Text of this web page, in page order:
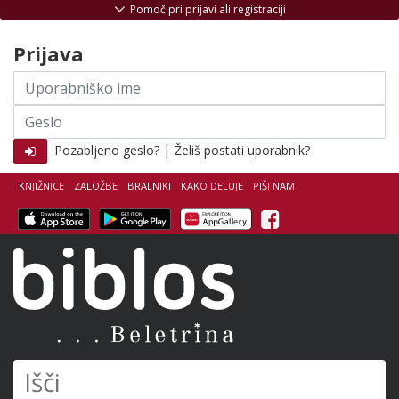
KNJIŽNICE ZALOŽBE BRALNIKI KAKO DELUJE PIŠI NAM
Facebook
Pomoč pri prijavi ali registraciji
Prijava
Uporabniško
ime
Geslo
Pozabljeno geslo? | Želiš postati uporabnik?